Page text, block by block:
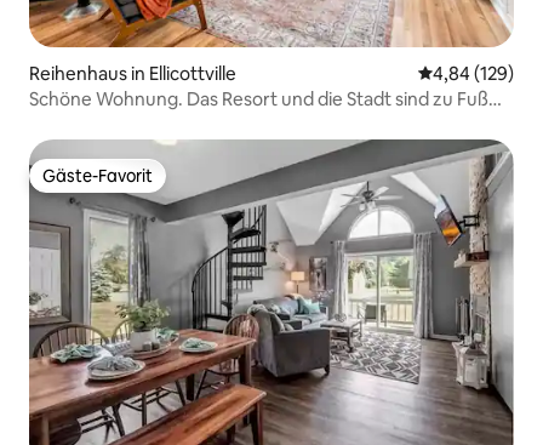
Reihenhaus in Ellicottville
4,84 (129)
Schöne Wohnung. Das Resort und die Stadt sind zu Fuß
Gäste-Favorit
Gäste-Favorit